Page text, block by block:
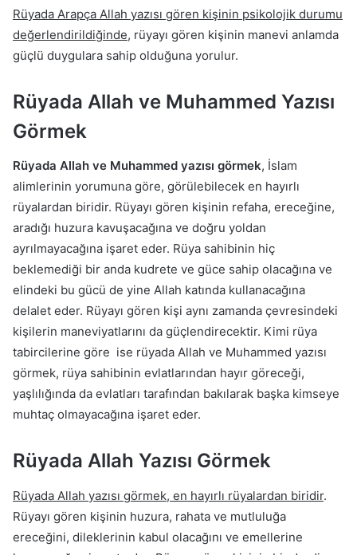
Rüyada Arapça Allah yazısı gören kişinin psikolojik durumu
değerlendirildiğinde, rüyayı gören kişinin manevi anlamda
güçlü duygulara sahip olduğuna yorulur.
Rüyada Allah ve Muhammed Yazısı
Görmek
Rüyada Allah ve Muhammed yazısı görmek, İslam
alimlerinin yorumuna göre, görülebilecek en hayırlı
rüyalardan biridir. Rüyayı gören kişinin refaha, ereceğine,
aradığı huzura kavuşacağına ve doğru yoldan
ayrılmayacağına işaret eder. Rüya sahibinin hiç
beklemediği bir anda kudrete ve güce sahip olacağına ve
elindeki bu gücü de yine Allah katında kullanacağına
delalet eder. Rüyayı gören kişi aynı zamanda çevresindeki
kişilerin maneviyatlarını da güçlendirecektir. Kimi rüya
tabircilerine göre ise rüyada Allah ve Muhammed yazısı
görmek, rüya sahibinin evlatlarından hayır göreceği,
yaşlılığında da evlatları tarafından bakılarak başka kimseye
muhtaç olmayacağına işaret eder.
Rüyada Allah Yazısı Görmek
Rüyada Allah yazısı görmek, en hayırlı rüyalardan biridir.
Rüyayı gören kişinin huzura, rahata ve mutluluğa
ereceğini, dileklerinin kabul olacağını ve emellerine